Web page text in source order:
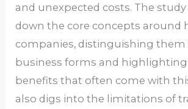
and unexpected costs. The
down the core concepts around
companies, distinguishing
business forms and
benefits that often come with
also digs into the limitations of